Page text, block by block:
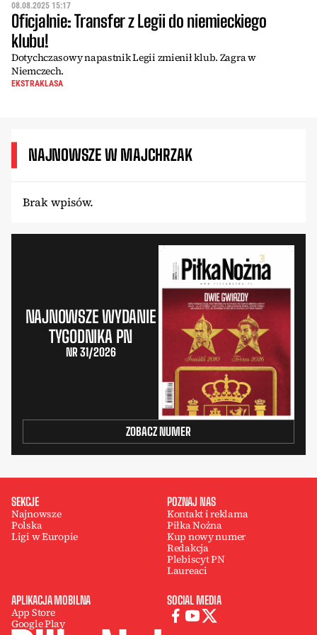
08.08.2025 15:17
Oficjalnie: Transfer z Legii do niemieckiego
klubu!
Dotychczasowy napastnik Legii zmienił klub. Zagra w
Niemczech.
EKSTRAKLASA
NAJNOWSZE W MAJCHRZAK
Brak wpisów.
NAJNOWSZE WYDANIE
TYGODNIKA PN
NR 31/2026
ZOBACZ NUMER
SEKCJE
Najnowsze
Polska
Ligi w Europie
POZNAJ NAS
Kontakt i reklama
Piłka Nożna
Kup nowy numer
Redakcja
Plebiscyt PN
Laureaci
APLIKACJA MOBILNA
App Store
Google Play
SOCIAL MEDIA